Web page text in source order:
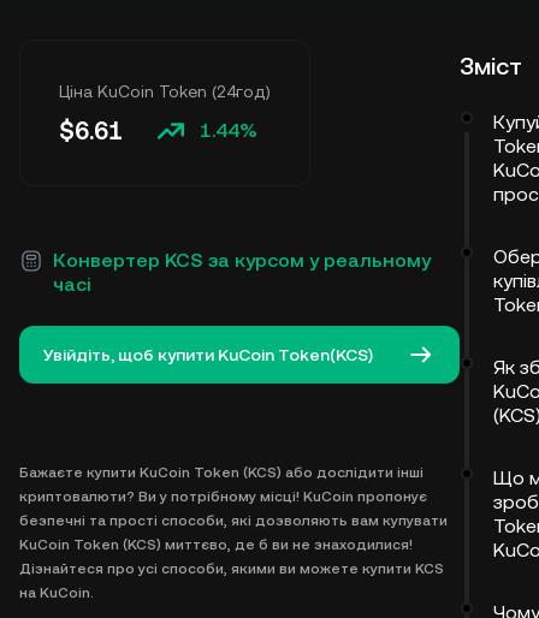
Ціна KuCoin Token (24год)
$6.61 1.44%
Конвертер KCS за курсом у реальному
часі
Увійдіть, щоб купити KuCoin Token(KCS)
Бажаєте купити KuCoin Token (KCS) або дослідити інші
криптовалюти? Ви у потрібному місці! KuCoin пропонує
безпечні та прості способи, які дозволяють вам купувати
KuCoin Token (KCS) миттєво, де б ви не знаходилися!
Дізнайтеся про усі способи, якими ви можете купити KCS
на KuCoin.
Зміст
Як
Що